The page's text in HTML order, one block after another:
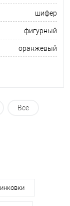
шифер
фигурный
оранжевый
Все